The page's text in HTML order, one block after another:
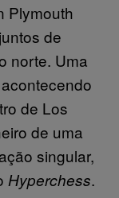
Plymouth
de
norte. Uma
de Los
de uma
singular,
Hyperchess.